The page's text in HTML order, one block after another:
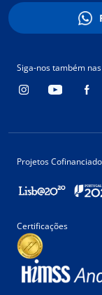
Siga-nos também
Projetos
Certificações